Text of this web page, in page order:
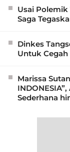
Usai Polemik
Saga
Dinkes
Untuk
Marissa
Sederhana